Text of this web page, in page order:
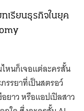
เรียนธุรกิจในยุค
หนก็เจอแต่ละครสั้น
รรยาที่เป็นสตรอว์
ยาว หรือแอปเปิลสาว